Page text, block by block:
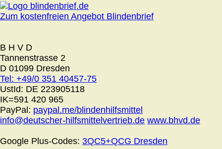
Zum kostenfreien Angebot Blindenbrief
B H V D
Tannenstrasse 2
D 01099 Dresden
Tel: +49/0 351 40457-75
UstId: DE 223905118
IK=591 420 965
PayPal: paypal.me/blindenhilfsmittel
info@deutscher-hilfsmittelvertrieb.de www.bhvd.de
Google Plus-Codes: 3QC5+QCG Dresden